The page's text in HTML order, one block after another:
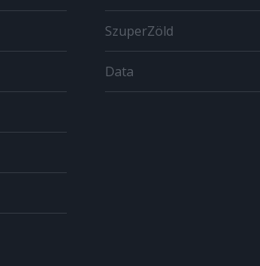
SzuperZöld
Data